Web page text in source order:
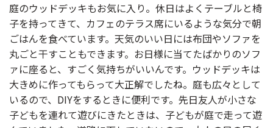
庭のウッドデッキもお気に入り。休日はよくテーブルと椅
子を持ってきて、カフェのテラス席にいるような気分で朝
ごはんを食べています。天気のいい日には布団やソファを
丸ごと干すこともできます。お日様に当てたばかりのソフ
ァに座ると、すごく気持ちがいいんです。ウッドデッキは
大きめに作ってもらって大正解でしたね。庭も広々として
いるので、DIYをするときに便利です。先日友人が小さな
子どもを連れて遊びにきたときは、子どもが庭で走って遊